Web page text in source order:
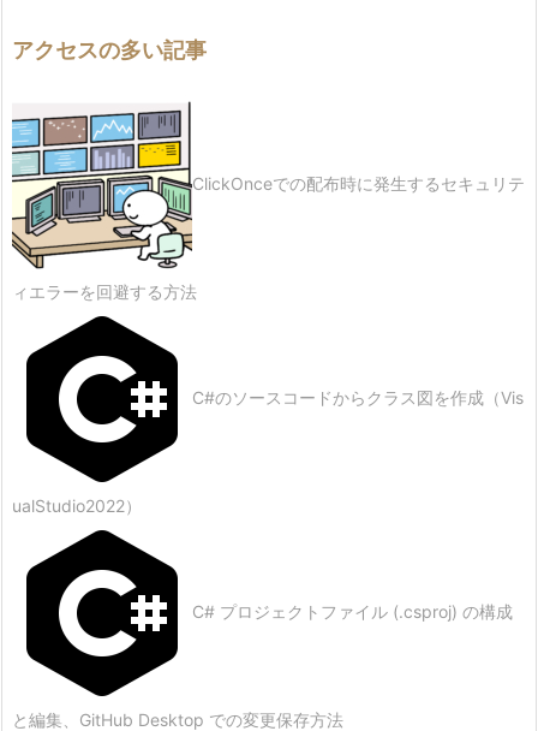
アクセスの多い記事
ClickOnceでの配布時に発生するセキュリテ
ィエラーを回避する方法
C#のソースコードからクラス図を作成（Vis
ualStudio2022）
C# プロジェクトファイル (.csproj) の構成
と編集、GitHub Desktop での変更保存方法